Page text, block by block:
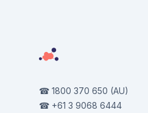
☎ 1800 370 650 (AU)
☎ +61 3 9068 6444